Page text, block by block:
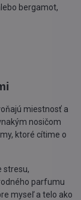
bergamot,
miestnosť a
nosičom
ktoré cítime o
stresu,
parfumu
myseľ a telo ako